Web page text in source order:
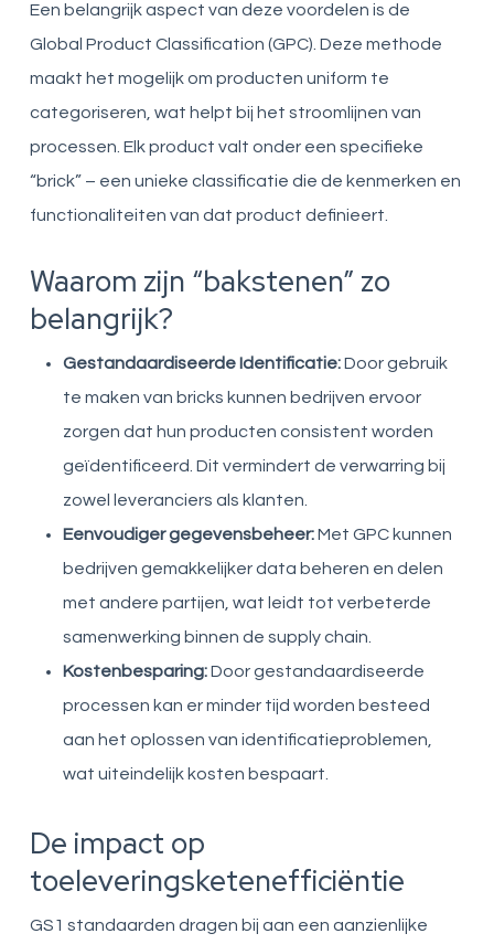
Een belangrijk aspect van deze voordelen is de
Global Product Classification (GPC). Deze methode
maakt het mogelijk om producten uniform te
categoriseren, wat helpt bij het stroomlijnen van
processen. Elk product valt onder een specifieke
“brick” – een unieke classificatie die de kenmerken en
functionaliteiten van dat product definieert.
Waarom zijn “bakstenen” zo
belangrijk?
Gestandaardiseerde Identificatie:Door gebruik
te maken van bricks kunnen bedrijven ervoor
zorgen dat hun producten consistent worden
geïdentificeerd. Dit vermindert de verwarring bij
zowel leveranciers als klanten.
Eenvoudiger gegevensbeheer:Met GPC kunnen
bedrijven gemakkelijker data beheren en delen
met andere partijen, wat leidt tot verbeterde
samenwerking binnen de supply chain.
Kostenbesparing:Door gestandaardiseerde
processen kan er minder tijd worden besteed
aan het oplossen van identificatieproblemen,
wat uiteindelijk kosten bespaart.
De impact op
toeleveringsketenefficiëntie
GS1 standaarden dragen bij aan een aanzienlijke